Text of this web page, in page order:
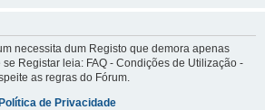
necessita dum Registo que demora apenas
Registar leia: FAQ - Condições de Utilização -
as regras do Fórum.
de Privacidade